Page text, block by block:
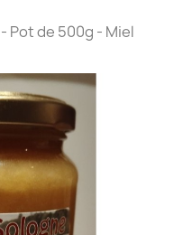
Pot de 500g - Miel